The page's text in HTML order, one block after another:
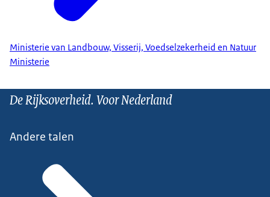
Ministerie van Landbouw, Visserij, Voedselzekerheid en Natuur
Ministerie
De Rijksoverheid. Voor Nederland
Andere talen